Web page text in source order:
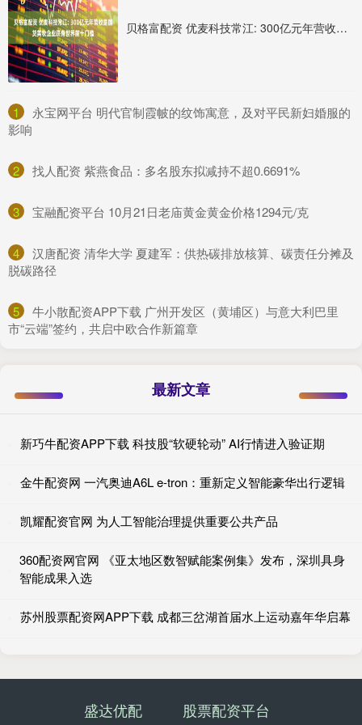
贝格富配资 优麦科技常江: 300亿元年营收是国货美妆企业跻身世界前十门槛
1
​永宝网平台 明代官制霞帔的纹饰寓意，及对平民新妇婚服的
影响
2 ​找人配资 紫燕食品：多名股东拟减持不超0.6691%
3 ​宝融配资平台 10月21日老庙黄金黄金价格1294元/克
4
​汉唐配资 清华大学 夏建军：供热碳排放核算、碳责任分摊及
脱碳路径
5
​牛小散配资APP下载 广州开发区（黄埔区）与意大利巴里
市“云端”签约，共启中欧合作新篇章
最新文章
新巧牛配资APP下载 科技股“软硬轮动” AI行情进入验证期
金牛配资网 一汽奥迪A6L e-tron：重新定义智能豪华出行逻辑
凯耀配资官网 为人工智能治理提供重要公共产品
360配资网官网 《亚太地区数智赋能案例集》发布，深圳具身
智能成果入选
苏州股票配资网APP下载 成都三岔湖首届水上运动嘉年华启幕
盛达优配 股票配资平台